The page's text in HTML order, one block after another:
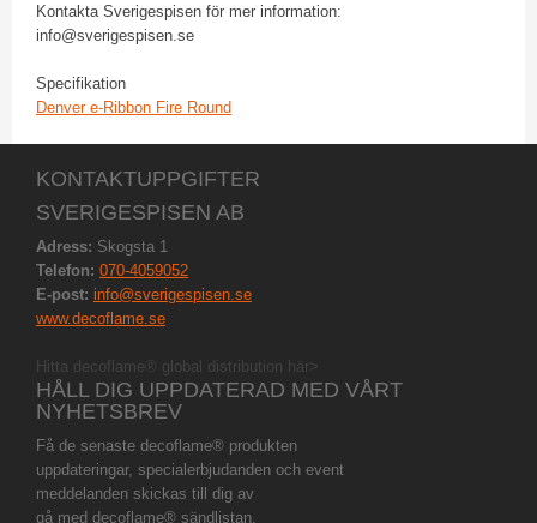
Kontakta Sverigespisen för mer information:
info@sverigespisen.se
​Specifikation
Denver e-Ribbon Fire Round
KONTAKTUPPGIFTER
SVERIGESPISEN AB
Adress: Skogsta 1
Telefon: 070-4059052
E-post: info@sverigespisen.se
www.decoflame.se
Hitta decoflame® global distribution här>
HÅLL DIG UPPDATERAD MED VÅRT
NYHETSBREV
Få de senaste decoflame® produkten
uppdateringar, specialerbjudanden och event
meddelanden skickas till dig av
gå med decoflame® sändlistan.